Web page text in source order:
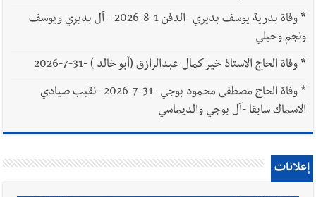
*
وفاة بدرية يوسف بديري -الدفن 1-8-2026 - آل بديري ويوسف
ونجم وحبلي
*وفاة الحاج الاستاذ خير كمال عبدالرازق (أبو خالد ) -31-7-2026
*
وفاة الحاج مصطفى محمود بوجي -31-7-2026 -نقيب صيادي
الاسماك سابقا -آل بوجي والديماسي
إعلانات